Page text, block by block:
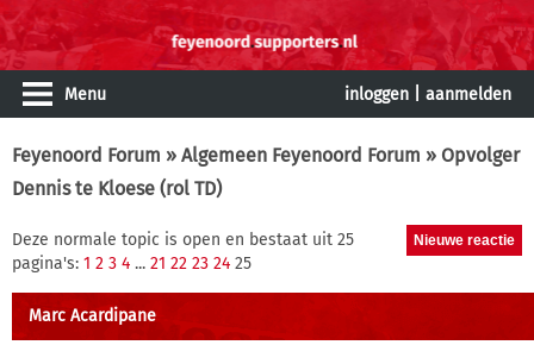
Menu inloggen aanmelden
Feyenoord Forum » Algemeen Feyenoord Forum » Opvolger
Dennis te Kloese (rol TD)
Deze normale topic is open en bestaat uit 25
pagina's: 1 2 3 4 ... 21 22 23 24 25
Marc Acardipane